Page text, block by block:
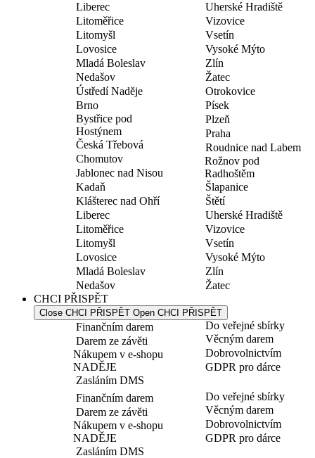
Liberec
Litoměřice
Litomyšl
Lovosice
Mladá Boleslav
Nedašov
Uherské Hradiště
Vizovice
Vsetín
Vysoké Mýto
Zlín
Žatec
Ústředí Naděje
Brno
Bystřice pod
Hostýnem
Česká Třebová
Chomutov
Jablonec nad Nisou
Kadaň
Klášterec nad Ohří
Liberec
Litoměřice
Litomyšl
Lovosice
Mladá Boleslav
Nedašov
Otrokovice
Písek
Plzeň
Praha
Roudnice nad Labem
Rožnov pod
Radhoštěm
Šlapanice
Štětí
Uherské Hradiště
Vizovice
Vsetín
Vysoké Mýto
Zlín
Žatec
CHCI PŘISPĚT
Close CHCI PŘISPĚT Open CHCI PŘISPĚT
Finančním darem
Darem ze závěti
Nákupem v e-shopu
NADĚJE
Zasláním DMS
Do veřejné sbírky
Věcným darem
Dobrovolnictvím
GDPR pro dárce
Finančním darem
Darem ze závěti
Nákupem v e-shopu
NADĚJE
Zasláním DMS
Do veřejné sbírky
Věcným darem
Dobrovolnictvím
GDPR pro dárce